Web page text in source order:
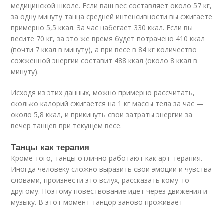
медицинской школе. Если ваш вес составляет около 57 кг,
за одну минуту танца средней интенсивности вы сжигаете
примерно 5,5 ккал. За час набегает 330 ккал. Если вы
весите 70 кг, за это же время будет потрачено 410 ккал
(почти 7 ккал в минуту), а при весе в 84 кг количество
сожженной энергии составит 488 ккал (около 8 ккал в
минуту).
Исходя из этих данных, можно примерно рассчитать,
сколько калорий сжигается на 1 кг массы тела за час —
около 5,8 ккал, и прикинуть свои затраты энергии за
вечер танцев при текущем весе.
Танцы как терапия
Кроме того, танцы отлично работают как арт-терапия.
Иногда человеку сложно выразить свои эмоции и чувства
словами, произнести это вслух, рассказать кому-то
другому. Поэтому повествование идет через движения и
музыку. В этот момент танцор заново проживает